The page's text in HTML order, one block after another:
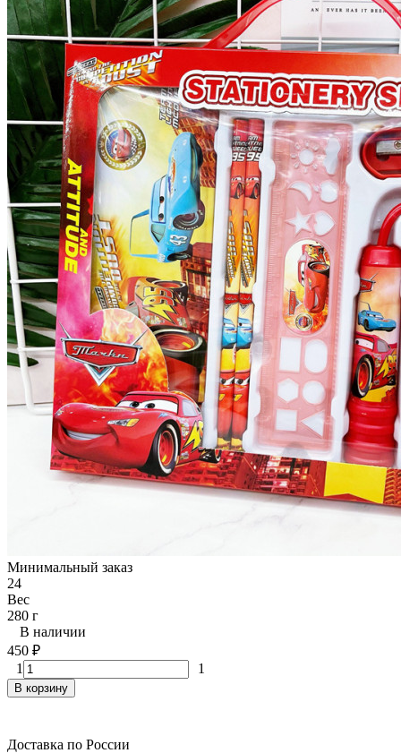
Минимальный заказ
24
Вес
280 г
В наличии
450 ₽
1
1
В корзину
Доставка по России